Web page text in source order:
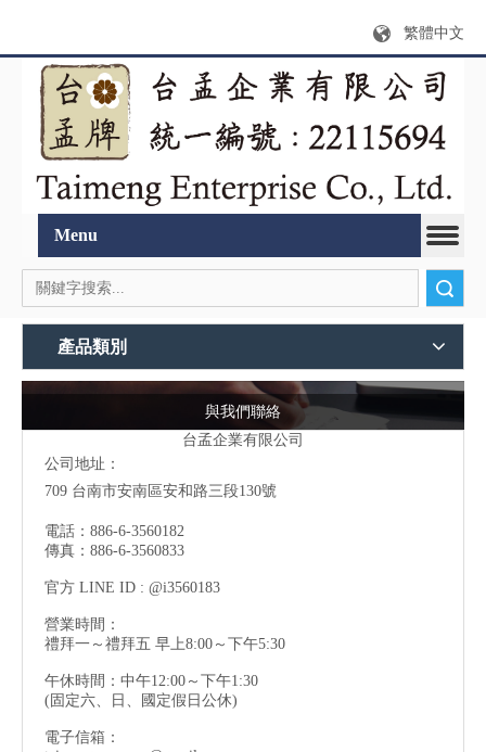
繁體中文
Menu
產品類別
與我們聯絡
台孟企業有限公司
公司地址：
709 台南市安南區安和路三段130號
電話：886-6-3560182
傳真：886-6-3560833
官方 LINE ID : @i3560183
營業時間：
禮拜一～禮拜五 早上8:00～下午5:30
午休時間：中午12:00～下午1:30
(固定六、日、國定假日公休)
電子信箱：